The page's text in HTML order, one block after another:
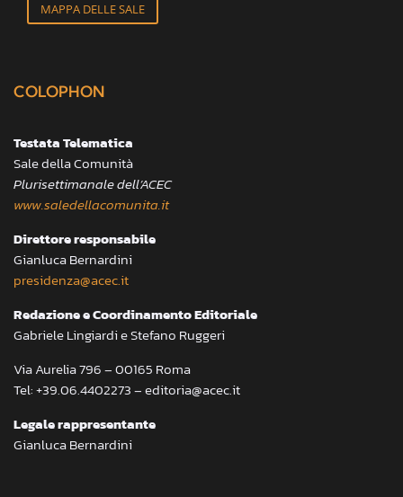
MAPPA DELLE SALE
COLOPHON
Testata Telematica
Sale della Comunità
Plurisettimanale dell’ACEC
www.saledellacomunita.it
Direttore responsabile
Gianluca Bernardini
presidenza@acec.it
Redazione e Coordinamento Editoriale
Gabriele Lingiardi e Stefano Ruggeri
Via Aurelia 796 – 00165 Roma
Tel: +39.06.4402273 – editoria@acec.it
Legale rappresentante
Gianluca Bernardini